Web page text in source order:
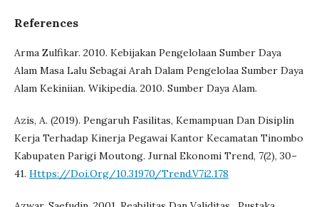
References
Arma Zulfikar. 2010. Kebijakan Pengelolaan Sumber Daya
Alam Masa Lalu Sebagai Arah Dalam Pengelolaa Sumber Daya
Alam Kekiniian. Wikipedia. 2010. Sumber Daya Alam.
Azis, A. (2019). Pengaruh Fasilitas, Kemampuan Dan Disiplin
Kerja Terhadap Kinerja Pegawai Kantor Kecamatan Tinombo
Kabupaten Parigi Moutong. Jurnal Ekonomi Trend, 7(2), 30–
41. Https://Doi.Org/10.31970/Trend.V7i2.178